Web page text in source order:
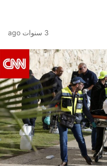
3 سنوات ago